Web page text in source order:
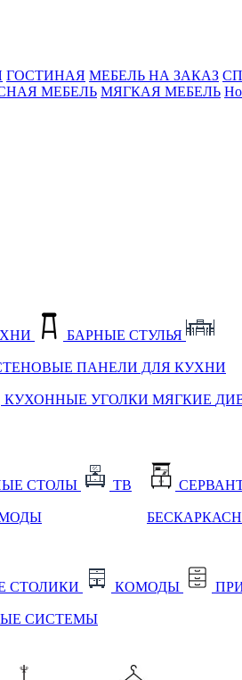
ГОСТИНАЯ МЕБЕЛЬ НА ЗАКАЗ
МЕБЕЛЬ МЯГКАЯ МЕБЕЛЬ
БАРНЫЕ СТУЛЬЯ
ПАНЕЛИ ДЛЯ КУХНИ
КУХОННЫЕ УГОЛКИ МЯГКИЕ
СТОЛЫ ТВ
СТОЛИКИ КОМОДЫ
СИСТЕМЫ